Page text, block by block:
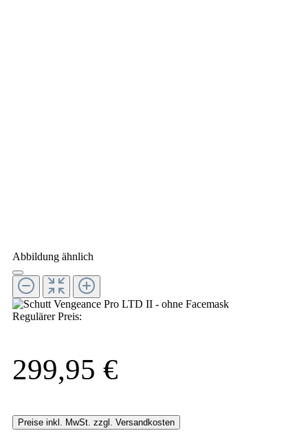
Abbildung ähnlich
Regulärer Preis:
299,95 €
Preise inkl. MwSt. zzgl. Versandkosten